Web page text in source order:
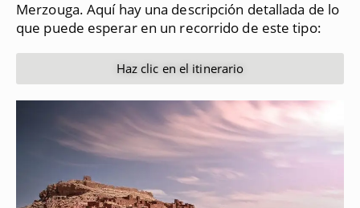
Merzouga. Aquí hay una descripción detallada de lo
que puede esperar en un recorrido de este tipo:
Haz clic en el itinerario